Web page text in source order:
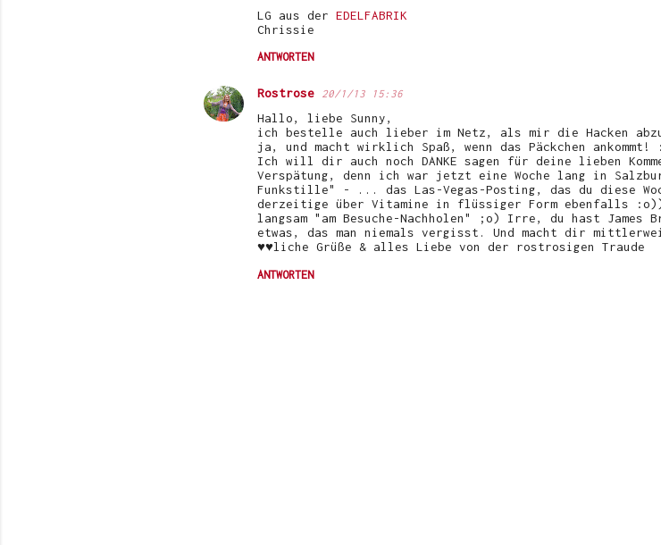
a
r
LG aus der EDELFABRIK
Chrissie
ANTWORTEN
Rostrose 20/1/13 15:36
Hallo, liebe Sunny,
ich bestelle auch lieber im Netz, als mir die Hacken
ja, und macht wirklich Spaß, wenn das Päckchen ankommt!
Ich will dir auch noch DANKE sagen für deine lieben
Verspätung, denn ich war jetzt eine Woche lang in
Funkstille" - ... das Las-Vegas-Posting, das du diese
derzeitige über Vitamine in flüssiger Form ebenfalls
langsam "am Besuche-Nachholen" ;o) Irre, du hast
etwas, das man niemals vergisst. Und macht dir
♥♥liche Grüße & alles Liebe von der rostrosigen Traude
ANTWORTEN